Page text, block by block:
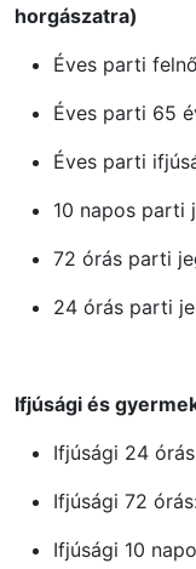
horgászatra)
Éves parti
Éves parti 65
Éves parti
10 napos parti
72 órás parti
24 órás parti
Ifjúsági és
Ifjúsági 24
Ifjúsági 72
Ifjúsági 10